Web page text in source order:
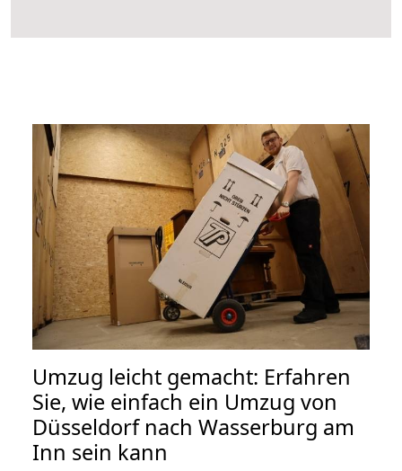
Umzug leicht gemacht: Erfahren
Sie, wie einfach ein Umzug von
Düsseldorf nach Wasserburg am
Inn sein kann